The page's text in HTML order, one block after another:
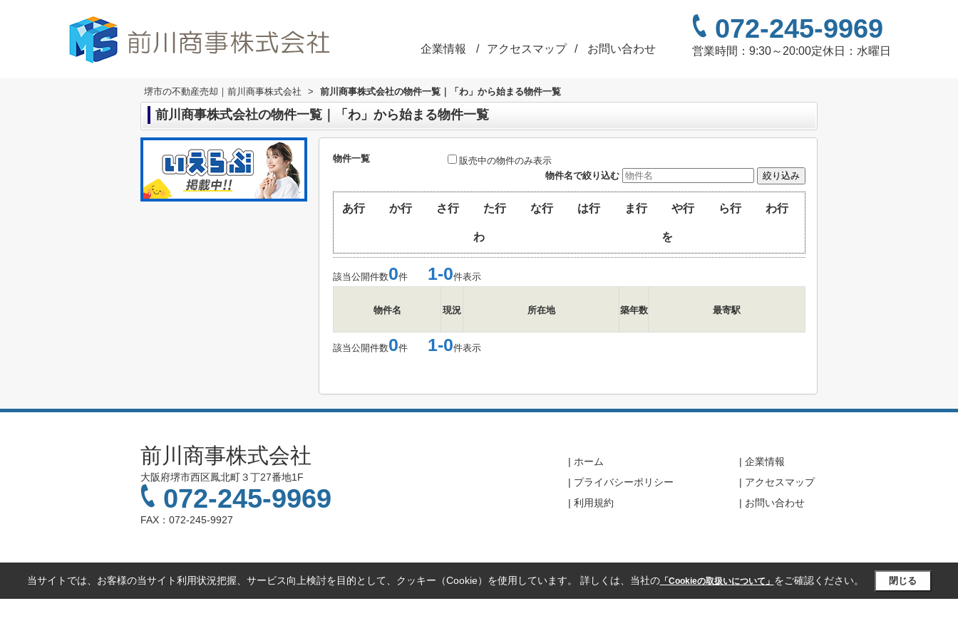
企業情報 アクセスマップ お問い合わせ
072-245-9969
営業時間： 9:30～20:00定休日： 水曜日
堺市の不動産売却｜前川商事株式会社 > 前川商事株式会社の物件一覧｜「わ」から始まる物件一覧
前川商事株式会社の物件一覧｜「わ」から始まる物件一覧
物件一覧
販売中の物件のみ表示
物件名で絞り込む
あ行 か行 さ行 た行 な行 は行 ま行 や行 ら行 わ行
わ を
該当公開件数0件 1-0件表示
物件名 現況 所在地 築年数 最寄駅
該当公開件数0件 1-0件表示
前川商事株式会社
大阪府堺市西区鳳北町３丁27番地1F
072-245-9969
FAX：072-245-9927
ホーム
企業情報
プライバシーポリシー
アクセスマップ
利用規約
お問い合わせ
当サイトでは、お客様の当サイト利用状況把握、サービス向上検討を目的として、クッキー（Cookie）を使用しています。 詳しくは、当社の「Cookieの取扱いについて」 をご確認ください。 閉じる